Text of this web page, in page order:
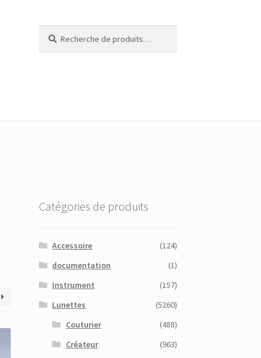
pour :
Catégories de produits
Accessoire
(124)
documentation
(1)
Instrument
(157)
Lunettes
(5260)
Couturier
(488)
Créateur
(963)